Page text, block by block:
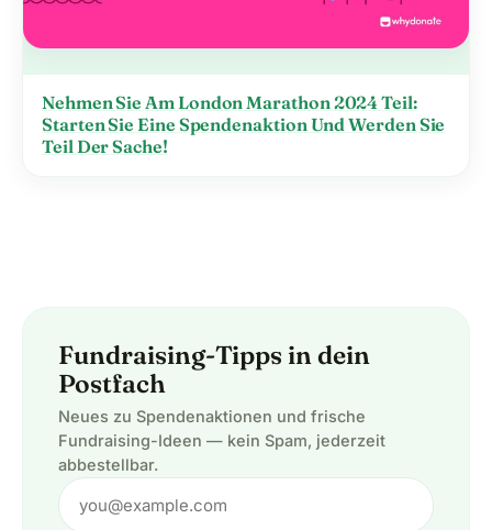
Nehmen Sie Am London Marathon 2024 Teil:
Starten Sie Eine Spendenaktion Und Werden Sie
Teil Der Sache!
Fundraising-Tipps in dein
Postfach
Neues zu Spendenaktionen und frische
Fundraising-Ideen — kein Spam, jederzeit
abbestellbar.